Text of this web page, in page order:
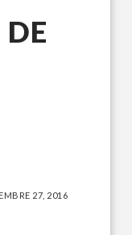
DE
27, 2016